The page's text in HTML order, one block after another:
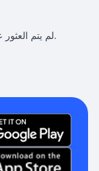
لم يتم العثور على مقالات مطابقة للبحث الذي تم تحديده.